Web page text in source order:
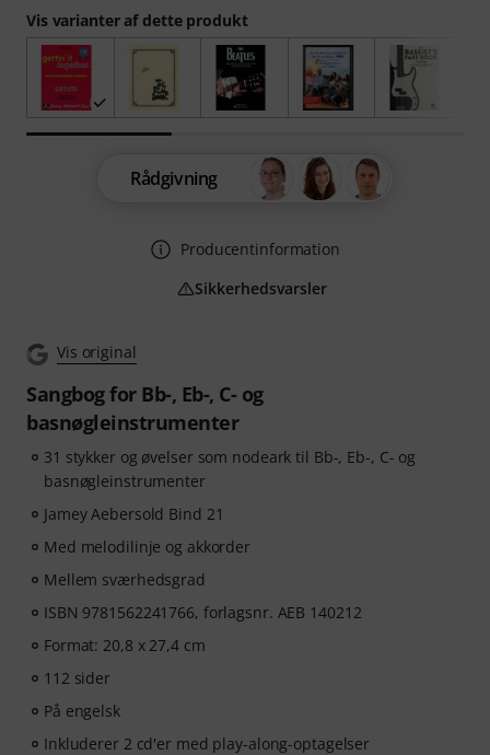
Vis original
Sangbog for Bb-, Eb-, C- og
basnøgleinstrumenter
31 stykker og øvelser som nodeark til Bb-, Eb-, C- og
basnøgleinstrumenter
Jamey Aebersold Bind 21
Med melodilinje og akkorder
Mellem sværhedsgrad
ISBN 9781562241766, forlagsnr. AEB 140212
Format: 20,8 x 27,4 cm
112 sider
På engelsk
Inkluderer 2 cd'er med play-along-optagelser
Vis varianter af dette produkt
Rådgivning
Producentinformation
Sikkerhedsvarsler